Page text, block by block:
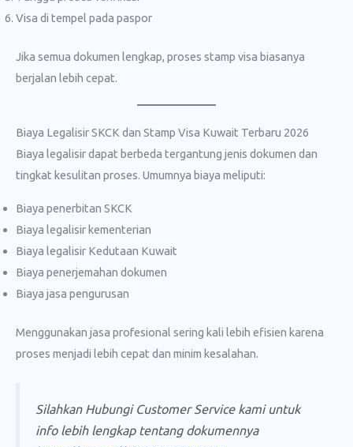
Visa di tempel pada paspor
Jika semua dokumen lengkap, proses stamp visa biasanya
berjalan lebih cepat.
Biaya Legalisir SKCK dan Stamp Visa Kuwait Terbaru 2026
Biaya legalisir dapat berbeda tergantung jenis dokumen dan
tingkat kesulitan proses. Umumnya biaya meliputi:
Biaya penerbitan SKCK
Biaya legalisir kementerian
Biaya legalisir Kedutaan Kuwait
Biaya penerjemahan dokumen
Biaya jasa pengurusan
Menggunakan jasa profesional sering kali lebih efisien karena
proses menjadi lebih cepat dan minim kesalahan.
Silahkan Hubungi Customer Service kami untuk
info lebih lengkap tentang dokumennya